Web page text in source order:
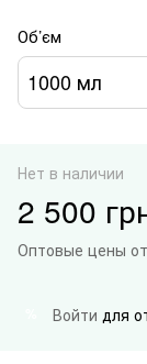
Об’єм
1000 мл
Нет в наличии
2 500
Оптовые цены
Войти для